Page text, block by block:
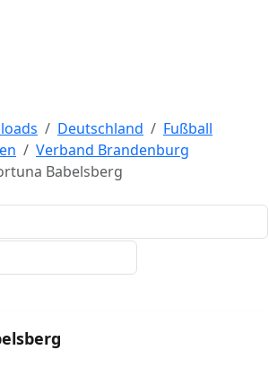
Deutschland
Fußball
Verband Brandenburg
Babelsberg